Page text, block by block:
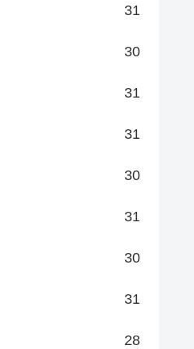
31
30
31
31
30
31
30
31
28